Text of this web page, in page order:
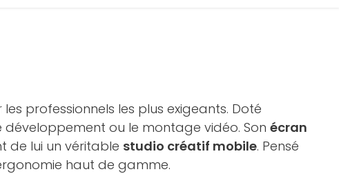
professionnels les plus exigeants. Doté
développement ou le montage vidéo. Son écran
de lui un véritable studio créatif mobile. Pensé
haut de gamme.